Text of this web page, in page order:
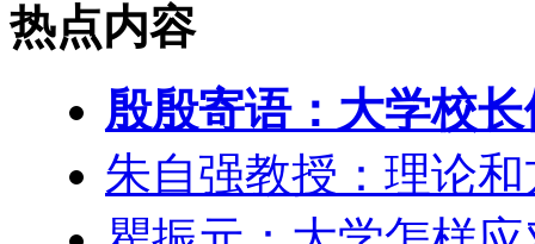
热点内容
殷殷寄语：大学校
朱自强教授：理论